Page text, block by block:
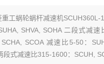
重工蜗轮蜗杆减速机SCUH360L-
SHVA, SOHA 二段式减
SCOA 减速比5-50：
段式减速比315-1600：SCUH,